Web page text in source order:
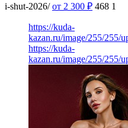
i-shut-2026/ от 2 300 ₽ 468 1
https://kuda-
kazan.ru/image/255/255/
https://kuda-
kazan.ru/image/255/255/